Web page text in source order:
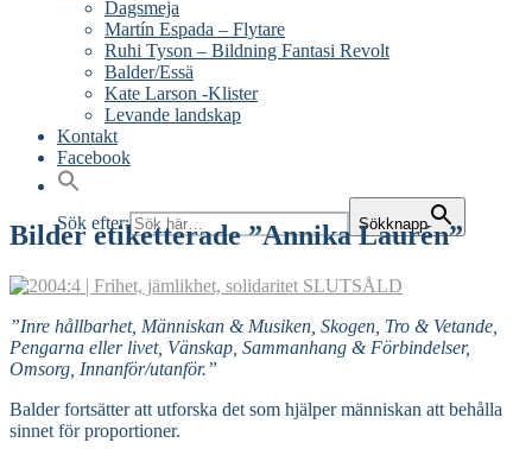
Dagsmeja
Martín Espada – Flytare
Ruhi Tyson – Bildning Fantasi Revolt
Balder/Essä
Kate Larson -Klister
Levande landskap
Kontakt
Facebook
Sök efter: Sökknapp
Bilder etiketterade ”Annika Laurén”
”Inre hållbarhet, Människan & Musiken, Skogen, Tro & Vetande,
Pengarna eller livet, Vänskap, Sammanhang & Förbindelser,
Omsorg, Innanför/utanför.”
Balder fortsätter att utforska det som hjälper människan att behålla
sinnet för proportioner.